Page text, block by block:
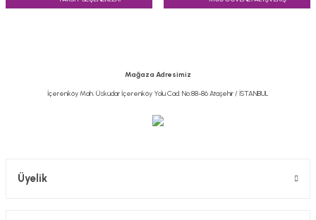
Mağaza Adresimiz
İçerenköy Mah. Üsküdar İçerenköy Yolu Cad. No:88-86 Ataşehir / İSTANBUL
Üyelik